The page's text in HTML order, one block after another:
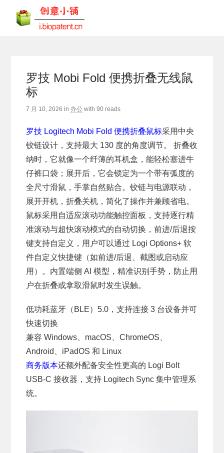
罗技 Mobi Fold 便携折叠无线鼠
标
7 月 10, 2026 in 办公 with90 reads
罗技 Logitech Mobi Fold 便携折叠鼠标采用中央
铰链设计，支持最大 130 度的角度调节。 折叠收
纳时，它就像一个纤薄的耳机盒，能轻松塞进牛
仔裤口袋；展开后，它会锁定为一个带有弧度的
全尺寸滑鼠，手掌自然贴合。铰链与电源联动，
展开开机，折叠关机，简化了操作并兼顾省电。
鼠标采用自适应滚动功能触控面板，支持逐行精
准滚动与超快滚动模式的自动切换，前进/后退按
键支持自定义，用户可以通过 Logi Options+ 软
件自定义快捷键（如前进/后退、截图或启动应
用）。内置端侧 AI 模型，精准识别手势，防止用
户在折叠或拿取滑鼠时发生误触。
低功耗蓝牙（BLE）5.0，支持连接 3 台设备并可
快速切换
兼容 Windows、macOS、ChromeOS、
Android、iPadOS 和 Linux
商务版本还额外配备安全性更高的 Logi Bolt
USB-C 接收器，支持 Logitech Sync 集中管理系
统。